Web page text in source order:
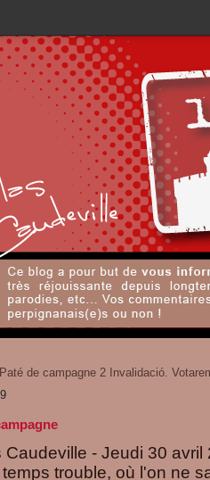
de campagne 2 Invalidació.
Caudeville - Jeudi 30 avril
trouble, où l'on ne